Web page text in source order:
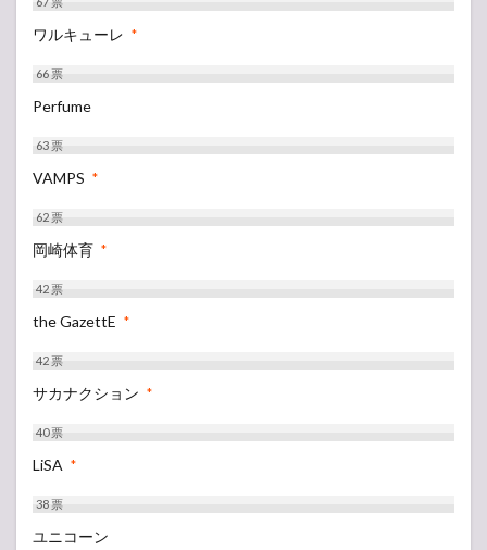
ワルキューレ *
66票
Perfume
63票
VAMPS *
62票
岡崎体育 *
42票
the GazettE *
42票
サカナクション *
40票
LiSA *
38票
ユニコーン